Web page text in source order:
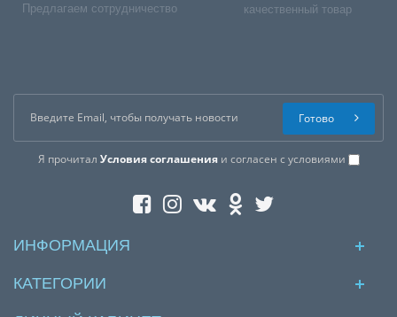
Предлагаем сотрудничество
качественный товар
Я прочитал Условия соглашенияи согласен с условиями
Готово
ИНФОРМАЦИЯ
КАТЕГОРИИ